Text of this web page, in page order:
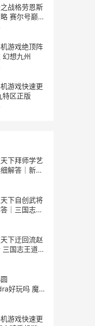
战格劳恩斯
赛尔号巅峰
游戏绝顶阵
幻想九州
游戏快速更
特区正版
下拜师学艺
解答｜新人
系全策略 三
下自创武将
｜三国志王
定义系统和
下迂回流赵
国志王道天
好玩吗 魔法
国际服
游戏快速更